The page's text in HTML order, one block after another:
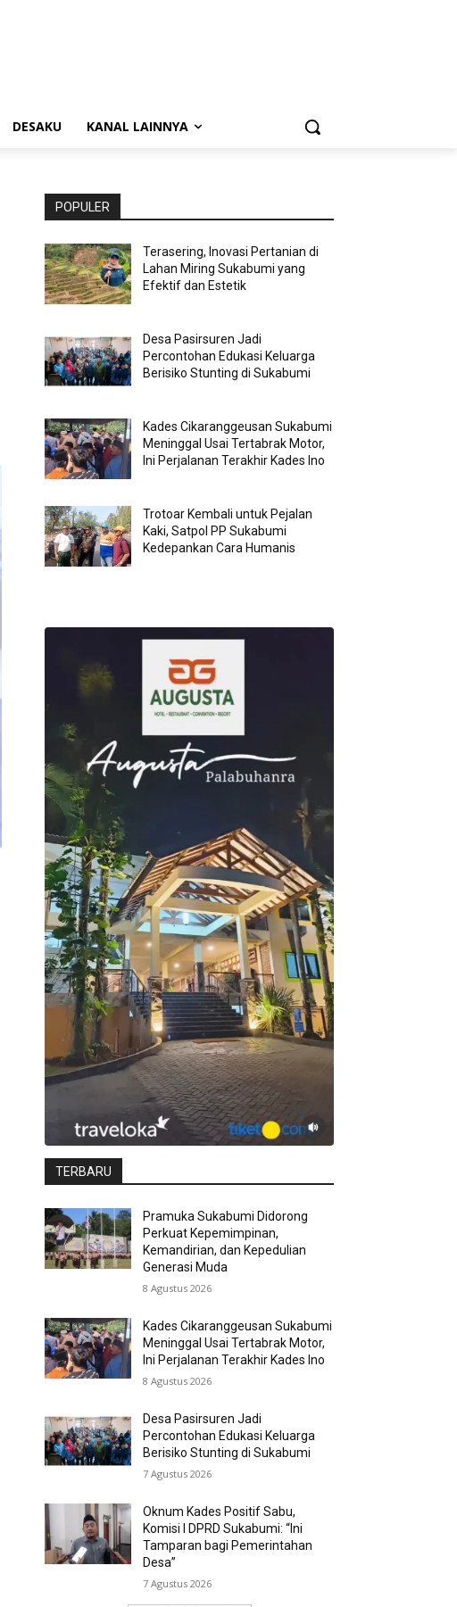
DESAKU KANAL LAINNYA
POPULER
Terasering, Inovasi Pertanian di
Lahan Miring Sukabumi yang
Efektif dan Estetik
Desa Pasirsuren Jadi
Percontohan Edukasi Keluarga
Berisiko Stunting di Sukabumi
Kades Cikaranggeusan Sukabumi
Meninggal Usai Tertabrak Motor,
Ini Perjalanan Terakhir Kades Ino
Trotoar Kembali untuk Pejalan
Kaki, Satpol PP Sukabumi
Kedepankan Cara Humanis
TERBARU
Pramuka Sukabumi Didorong
Perkuat Kepemimpinan,
Kemandirian, dan Kepedulian
Generasi Muda
8 Agustus 2026
Kades Cikaranggeusan Sukabumi
Meninggal Usai Tertabrak Motor,
Ini Perjalanan Terakhir Kades Ino
8 Agustus 2026
Desa Pasirsuren Jadi
Percontohan Edukasi Keluarga
Berisiko Stunting di Sukabumi
7 Agustus 2026
Oknum Kades Positif Sabu,
Komisi I DPRD Sukabumi: “Ini
Tamparan bagi Pemerintahan
Desa”
7 Agustus 2026